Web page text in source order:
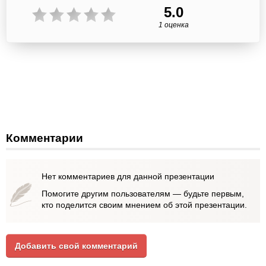
5.0
1 оценка
Комментарии
Нет комментариев для данной презентации
Помогите другим пользователям — будьте первым,
кто поделится своим мнением об этой презентации.
Добавить свой комментарий